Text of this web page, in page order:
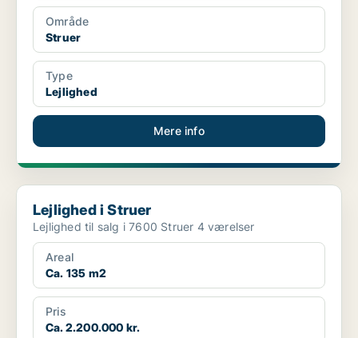
Område
Struer
Type
Lejlighed
Mere info
Lejlighed i Struer
Lejlighed i Struer
Lejlighed til salg i 7600 Struer 4 værelser
Areal
Ca. 135 m2
Pris
Ca. 2.200.000 kr.